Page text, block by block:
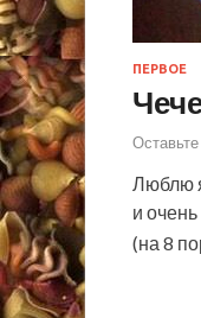
ПЕРВОЕ
Люблю
и
(на 8